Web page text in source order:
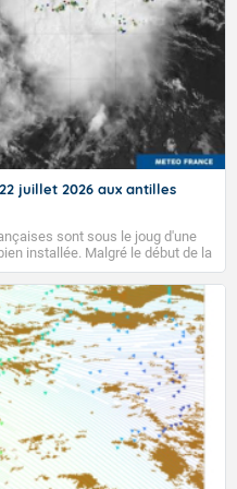
juillet 2026 aux antilles
sont sous le joug d'une
installée. Malgré le début de la
s'en aller...